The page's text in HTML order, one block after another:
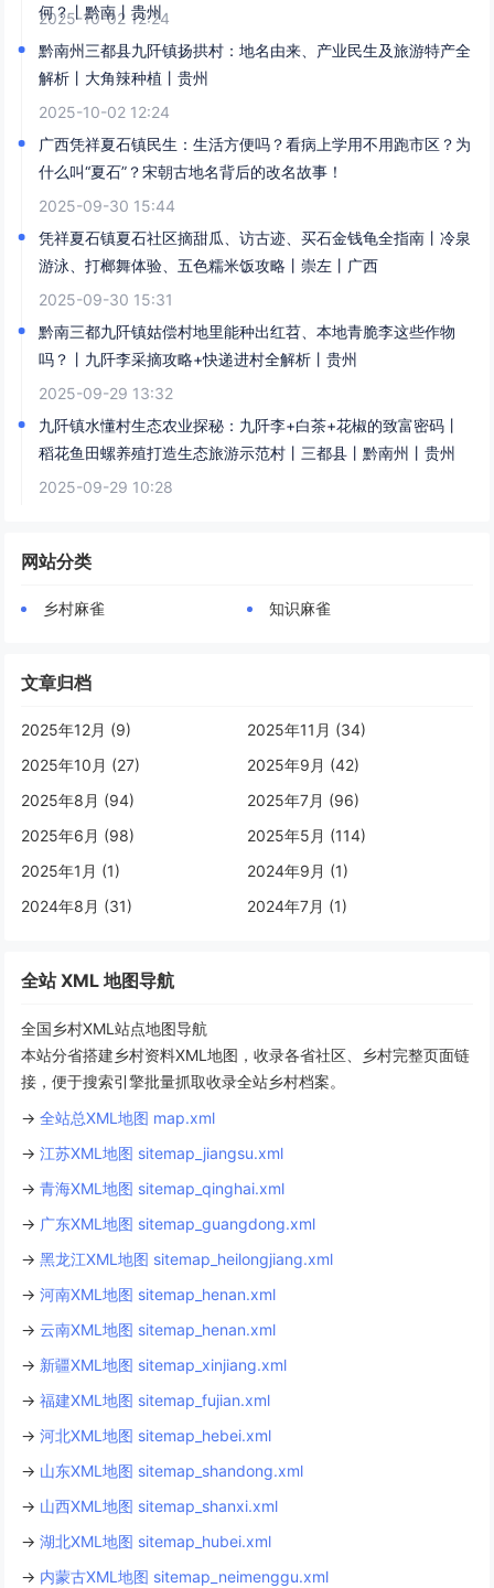
何？丨黔南丨贵州
2025-10-02 12:24
黔南州三都县九阡镇扬拱村：地名由来、产业民生及旅游特产全
解析丨大角辣种植丨贵州
2025-10-02 12:24
广西凭祥夏石镇民生：生活方便吗？看病上学用不用跑市区？为
什么叫“夏石”？宋朝古地名背后的改名故事！​
2025-09-30 15:44
凭祥夏石镇夏石社区摘甜瓜、访古迹、买石金钱龟全指南丨冷泉
游泳、打榔舞体验、五色糯米饭攻略丨崇左丨广西
2025-09-30 15:31
黔南三都九阡镇姑偿村地里能种出红苕、本地青脆李这些作物
吗？丨九阡李采摘攻略+快递进村全解析丨贵州
2025-09-29 13:32
九阡镇水懂村生态农业探秘：九阡李+白茶+花椒的致富密码丨
稻花鱼田螺养殖打造生态旅游示范村丨三都县丨黔南州丨贵州
2025-09-29 10:28
网站分类
乡村麻雀 知识麻雀
文章归档
2025年12月 (9)
2025年11月 (34)
2025年10月 (27)
2025年9月 (42)
2025年8月 (94)
2025年7月 (96)
2025年6月 (98)
2025年5月 (114)
2025年1月 (1)
2024年9月 (1)
2024年8月 (31)
2024年7月 (1)
全站 XML 地图导航
全国乡村XML站点地图导航
本站分省搭建乡村资料XML地图，收录各省社区、乡村完整页面链
接，便于搜索引擎批量抓取收录全站乡村档案。
→全站总XML地图 map.xml
→江苏XML地图 sitemap_jiangsu.xml
→青海XML地图 sitemap_qinghai.xml
→ 广东XML地图 sitemap_guangdong.xml
→黑龙江XML地图 sitemap_heilongjiang.xml
→河南XML地图 sitemap_henan.xml
→云南XML地图 sitemap_henan.xml
→ 新疆XML地图 sitemap_xinjiang.xml
→福建XML地图 sitemap_fujian.xml
→河北XML地图 sitemap_hebei.xml
→ 山东XML地图 sitemap_shandong.xml
→ 山西XML地图 sitemap_shanxi.xml
→湖北XML地图 sitemap_hubei.xml
→ 内蒙古XML地图 sitemap_neimenggu.xml